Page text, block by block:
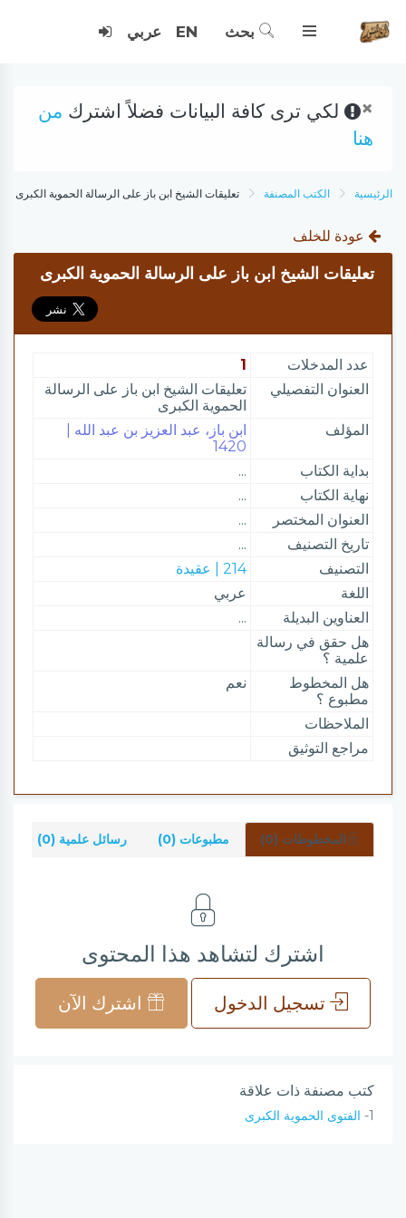
بحث EN عربي
× لكي ترى كافة البيانات فضلاً اشترك من
هنا
الرئيسية الكتب المصنفة تعليقات الشيخ ابن باز على الرسالة الحموية الكبرى
عودة للخلف
تعليقات الشيخ ابن باز على الرسالة الحموية الكبرى
عدد المدخلات
1
العنوان التفصيلي
تعليقات الشيخ ابن باز على الرسالة
الحموية الكبرى
المؤلف
ابن باز، عبد العزيز بن عبد الله |
1420
بداية الكتاب
...
نهاية الكتاب
...
العنوان المختصر
...
تاريخ التصنيف
...
التصنيف
214 | عقيدة
اللغة
عربي
العناوين البديلة
...
هل حقق في رسالة
علمية ؟
هل المخطوط
مطبوع ؟
نعم
الملاحظات
مراجع التوثيق
المخطوطات (0) مطبوعات (0) رسائل علمية (0)
اشترك لتشاهد هذا المحتوى
تسجيل الدخول اشترك الآن
كتب مصنفة ذات علاقة
1- الفتوى الحموية الكبرى